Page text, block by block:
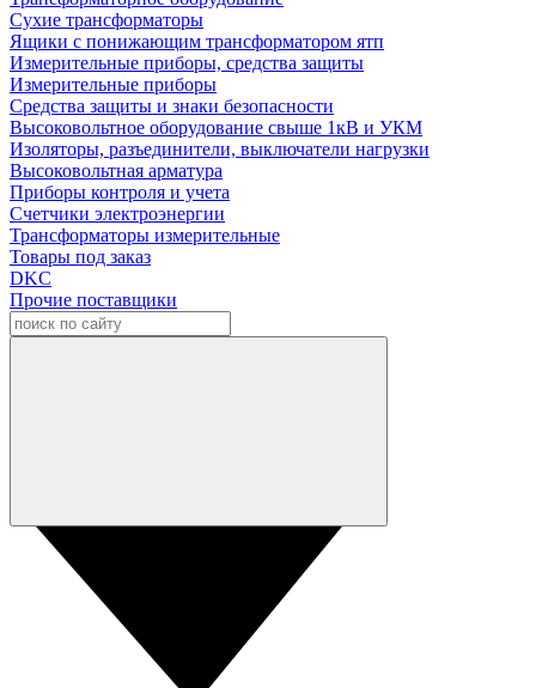
Сухие трансформаторы
Ящики с понижающим трансформатором ятп
Измерительные приборы, средства защиты
Измерительные приборы
Средства защиты и знаки безопасности
Высоковольтное оборудование свыше 1кВ и УКМ
Изоляторы, разъединители, выключатели нагрузки
Высоковольтная арматура
Приборы контроля и учета
Счетчики электроэнергии
Трансформаторы измерительные
Товары под заказ
DKC
Прочие поставщики